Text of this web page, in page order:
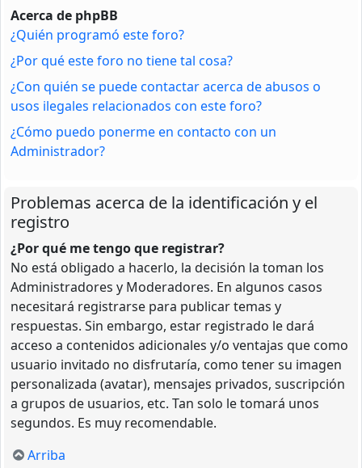
Acerca de phpBB
¿Quién programó este foro?
¿Por qué este foro no tiene tal cosa?
¿Con quién se puede contactar acerca de abusos o
usos ilegales relacionados con este foro?
¿Cómo puedo ponerme en contacto con un
Administrador?
Problemas acerca de la identificación y el
registro
¿Por qué me tengo que registrar?
No está obligado a hacerlo, la decisión la toman los
Administradores y Moderadores. En algunos casos
necesitará registrarse para publicar temas y
respuestas. Sin embargo, estar registrado le dará
acceso a contenidos adicionales y/o ventajas que como
usuario invitado no disfrutaría, como tener su imagen
personalizada (avatar), mensajes privados, suscripción
a grupos de usuarios, etc. Tan solo le tomará unos
segundos. Es muy recomendable.
Arriba